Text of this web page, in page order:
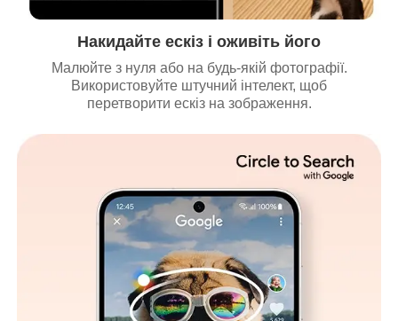
Накидайте ескіз і оживіть його
Малюйте з нуля або на будь-якій фотографії.
Використовуйте штучний інтелект, щоб
перетворити ескіз на зображення.